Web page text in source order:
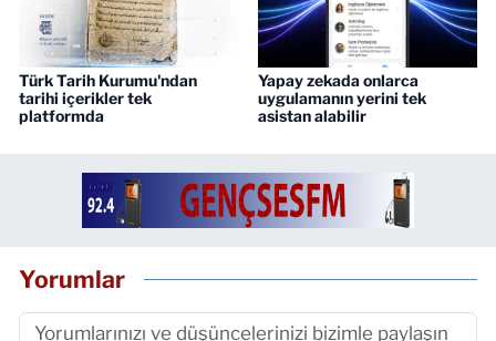
Türk Tarih Kurumu'ndan
tarihi içerikler tek
platformda
Yapay zekada onlarca
uygulamanın yerini tek
asistan alabilir
Yorumlar